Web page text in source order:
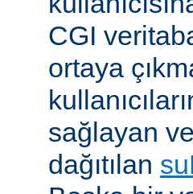
CGI
ortaya
sağlayan
dağıtılan